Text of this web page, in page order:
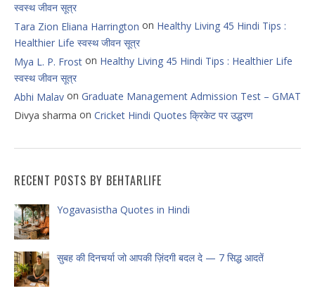
स्वस्थ जीवन सूत्र
Tara Zion Eliana Harrington on Healthy Living 45 Hindi Tips :
Healthier Life स्वस्थ जीवन सूत्र
Mya L. P. Frost on Healthy Living 45 Hindi Tips : Healthier Life
स्वस्थ जीवन सूत्र
Abhi Malav on Graduate Management Admission Test – GMAT
Divya sharma on Cricket Hindi Quotes क्रिकेट पर उद्धरण
RECENT POSTS BY BEHTARLIFE
Yogavasistha Quotes in Hindi
सुबह की दिनचर्या जो आपकी ज़िंदगी बदल दे — 7 सिद्ध आदतें